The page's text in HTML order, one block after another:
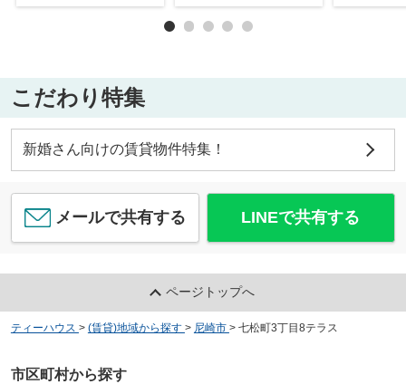
こだわり特集
新婚さん向けの賃貸物件特集！
メールで共有する LINEで共有する
ページトップへ
ティーハウス > (賃貸)地域から探す > 尼崎市 > 七松町3丁目8テラス
市区町村から探す